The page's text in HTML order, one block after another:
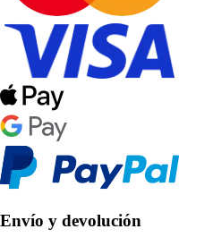
Envío y devolución